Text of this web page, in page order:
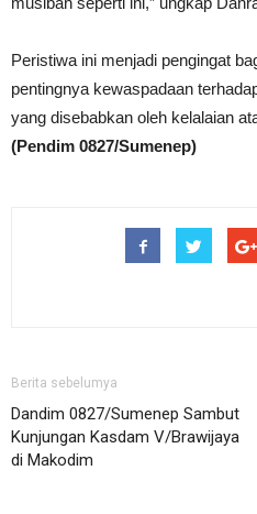
Peristiwa ini menjadi pengingat
pentingnya kewaspadaan
yang disebabkan oleh kelalaian
(Pendim 0827/Sumenep)
Berita sebelumya
Dandim 0827/Sumenep Sambut
Kunjungan Kasdam V/Brawijaya
di Makodim